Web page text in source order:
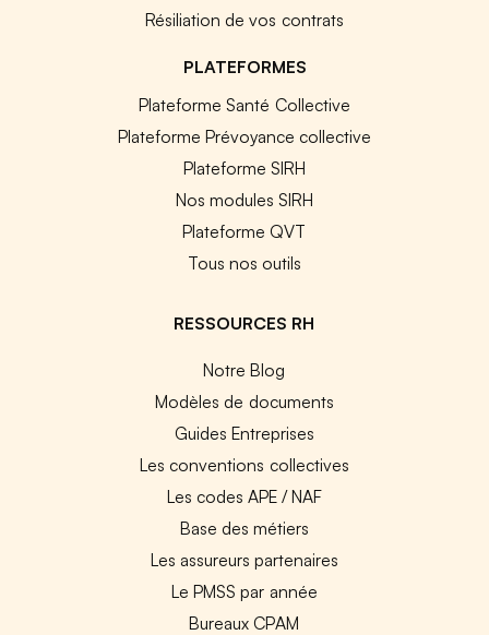
Résiliation de vos contrats
PLATEFORMES
Plateforme Santé Collective
Plateforme Prévoyance collective
Plateforme SIRH
Nos modules SIRH
Plateforme QVT
Tous nos outils
RESSOURCES RH
Notre Blog
Modèles de documents
Guides Entreprises
Les conventions collectives
Les codes APE / NAF
Base des métiers
Les assureurs partenaires
Le PMSS par année
Bureaux CPAM